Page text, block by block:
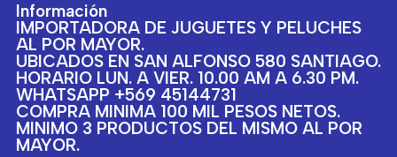
Información
IMPORTADORA DE JUGUETES Y PELUCHES
AL POR MAYOR.
UBICADOS EN SAN ALFONSO 580 SANTIAGO.
HORARIO LUN. A VIER. 10.00 AM A 6.30 PM.
WHATSAPP +569 45144731
COMPRA MINIMA 100 MIL PESOS NETOS.
MINIMO 3 PRODUCTOS DEL MISMO AL POR
MAYOR.